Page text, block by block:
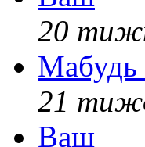
20
Мабудь
21
Ваш